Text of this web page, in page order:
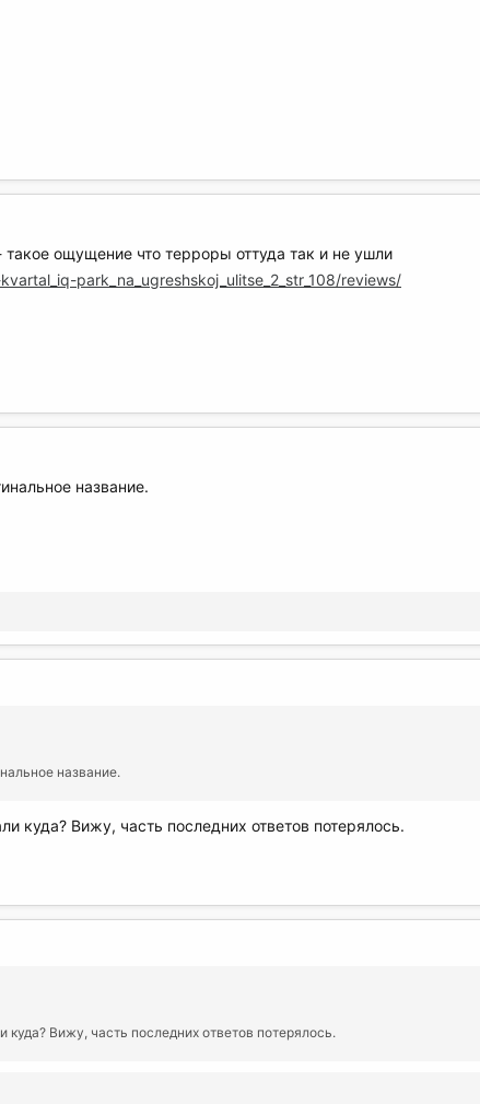
ощущение что терроры оттуда так и не ушли
park_na_ugreshskoj_ulitse_2_str_108/reviews/
название.
название.
куда? Вижу, часть последних ответов потерялось.
куда? Вижу, часть последних ответов потерялось.